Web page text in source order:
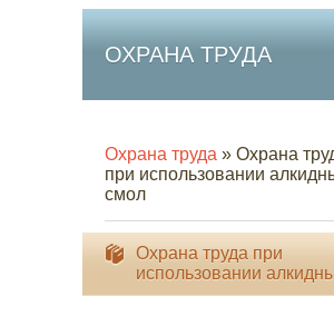
ОХРАНА ТРУДА
Охрана труда » Охрана
при использовании
смол
Охрана труда при
использовании